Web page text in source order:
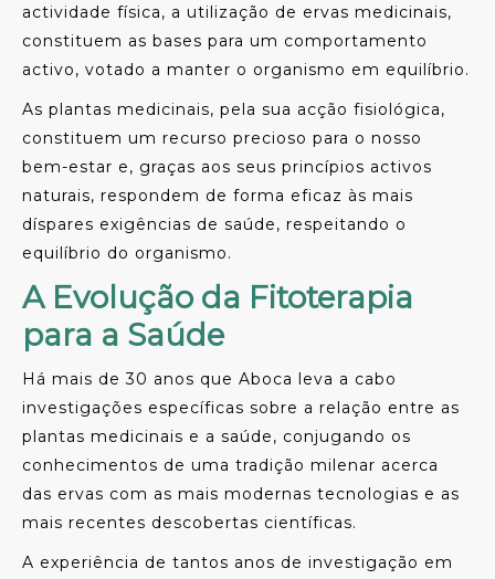
actividade física, a utilização de ervas medicinais,
constituem as bases para um comportamento
activo, votado a manter o organismo em equilíbrio.
As plantas medicinais, pela sua acção fisiológica,
constituem um recurso precioso para o nosso
bem-estar e, graças aos seus princípios activos
naturais, respondem de forma eficaz às mais
díspares exigências de saúde, respeitando o
equilíbrio do organismo.
A Evolução da Fitoterapia
para a Saúde
Há mais de 30 anos que Aboca leva a cabo
investigações específicas sobre a relação entre as
plantas medicinais e a saúde, conjugando os
conhecimentos de uma tradição milenar acerca
das ervas com as mais modernas tecnologias e as
mais recentes descobertas científicas.
A experiência de tantos anos de investigação em